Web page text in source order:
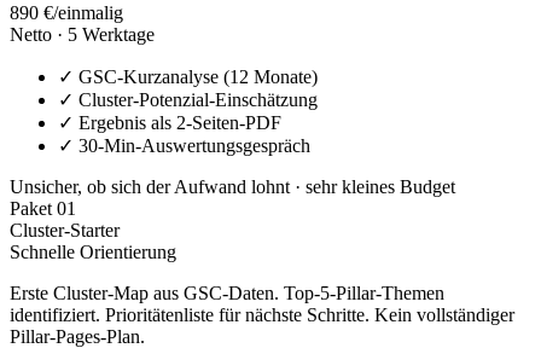
890 €/einmalig
Netto · 5 Werktage
✓ GSC-Kurzanalyse (12 Monate)
✓ Cluster-Potenzial-Einschätzung
✓ Ergebnis als 2-Seiten-PDF
✓ 30-Min-Auswertungsgespräch
Unsicher, ob sich der Aufwand lohnt · sehr kleines Budget
Paket 01
Cluster-Starter
Schnelle Orientierung
Erste Cluster-Map aus GSC-Daten. Top-5-Pillar-Themen
identifiziert. Prioritätenliste für nächste Schritte. Kein vollständiger
Pillar-Pages-Plan.